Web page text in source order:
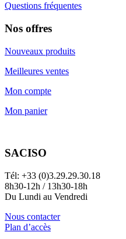
Questions fréquentes
Nos offres
Nouveaux produits
Meilleures ventes
Mon compte
Mon panier
SACISO
Tél: +33 (0)3.29.29.30.18
8h30-12h / 13h30-18h
Du Lundi au Vendredi
Nous contacter
Plan d’accès